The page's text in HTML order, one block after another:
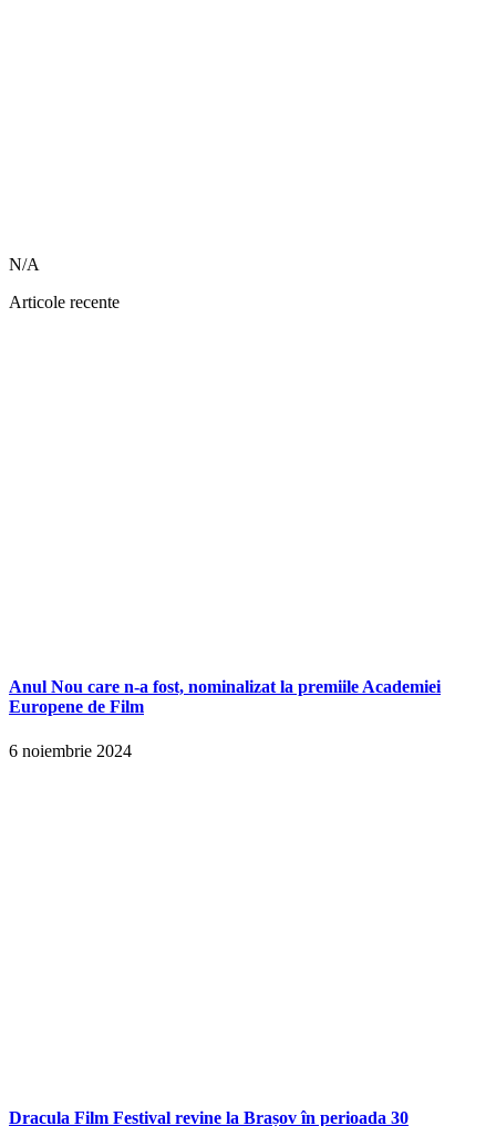
N/A
Articole recente
Anul Nou care n-a fost, nominalizat la premiile Academiei
Europene de Film
6 noiembrie 2024
Dracula Film Festival revine la Brașov în perioada 30